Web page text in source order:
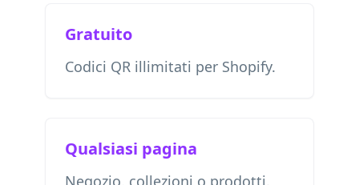
Gratuito
Codici QR illimitati per Shopify.
Qualsiasi pagina
Negozio, collezioni o prodotti.